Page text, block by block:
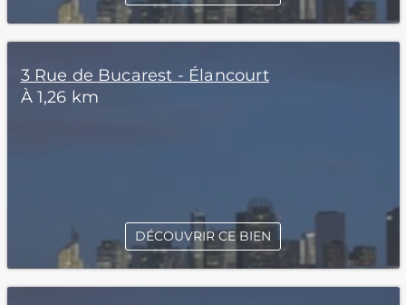
3 Rue de Bucarest - Élancourt
À 1,26 km
DÉCOUVRIR CE BIEN